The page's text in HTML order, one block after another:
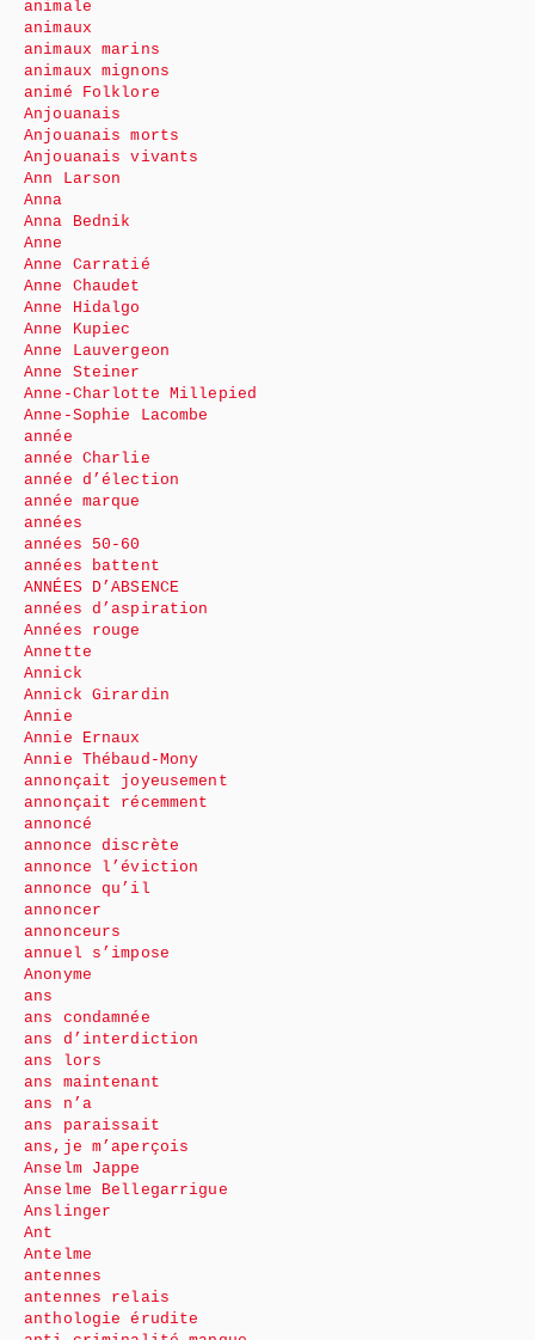
animale
animaux
animaux marins
animaux mignons
animé Folklore
Anjouanais
Anjouanais morts
Anjouanais vivants
Ann Larson
Anna
Anna Bednik
Anne
Anne Carratié
Anne Chaudet
Anne Hidalgo
Anne Kupiec
Anne Lauvergeon
Anne Steiner
Anne-Charlotte Millepied
Anne-Sophie Lacombe
année
année Charlie
année d’élection
année marque
années
années 50-60
années battent
ANNÉES D’ABSENCE
années d’aspiration
Années rouge
Annette
Annick
Annick Girardin
Annie
Annie Ernaux
Annie Thébaud-Mony
annonçait joyeusement
annonçait récemment
annoncé
annonce discrète
annonce l’éviction
annonce qu’il
annoncer
annonceurs
annuel s’impose
Anonyme
ans
ans condamnée
ans d’interdiction
ans lors
ans maintenant
ans n’a
ans paraissait
ans,je m’aperçois
Anselm Jappe
Anselme Bellegarrigue
Anslinger
Ant
Antelme
antennes
antennes relais
anthologie érudite